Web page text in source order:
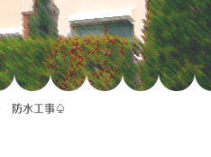
防水工事♤